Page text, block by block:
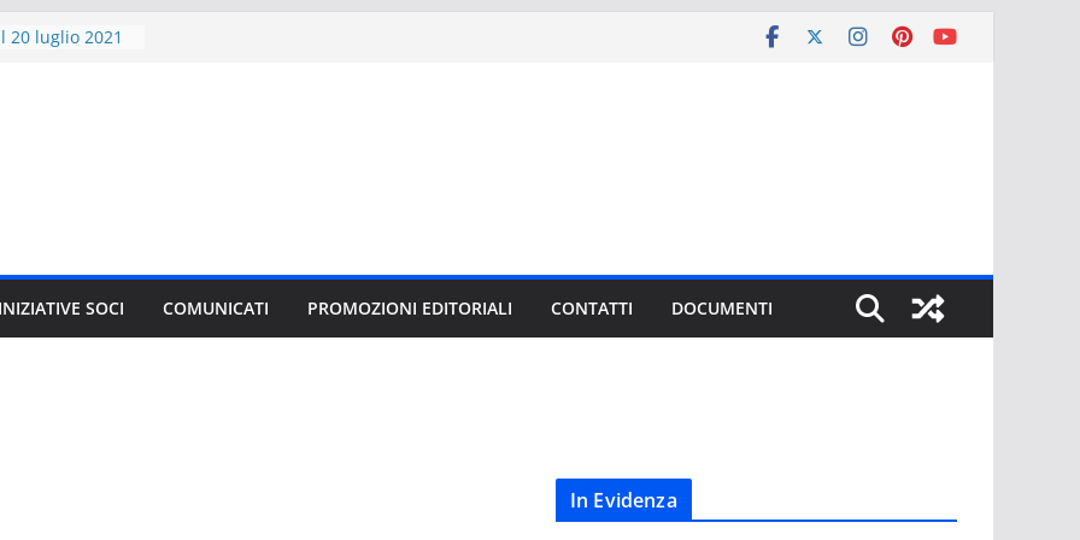
20 luglio 2021
20 anni
per
2021
E GLI
il nuovo
Rowling in
INIZIATIVE SOCI COMUNICATI PROMOZIONI EDITORIALI CONTATTI DOCUMENTI
In Evidenza